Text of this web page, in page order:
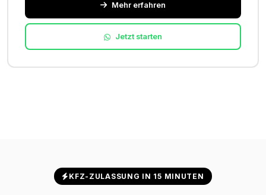
Mehr erfahren
Jetzt starten
KFZ-ZULASSUNG IN 15 MINUTEN